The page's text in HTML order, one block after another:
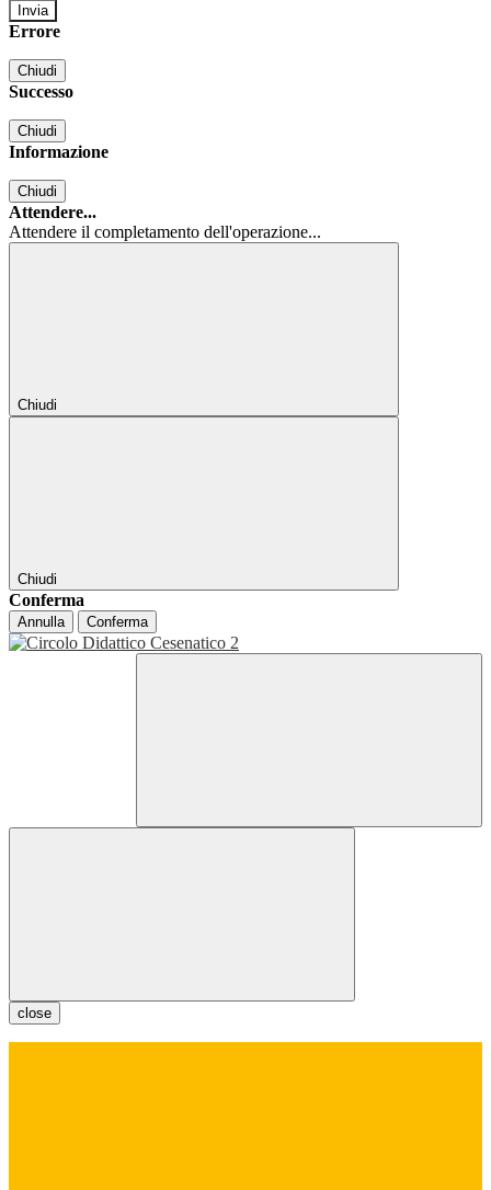
Errore
Chiudi
Successo
Chiudi
Informazione
Chiudi
Attendere...
Attendere il completamento dell'operazione...
Chiudi
Chiudi
Conferma
Annulla Conferma
close